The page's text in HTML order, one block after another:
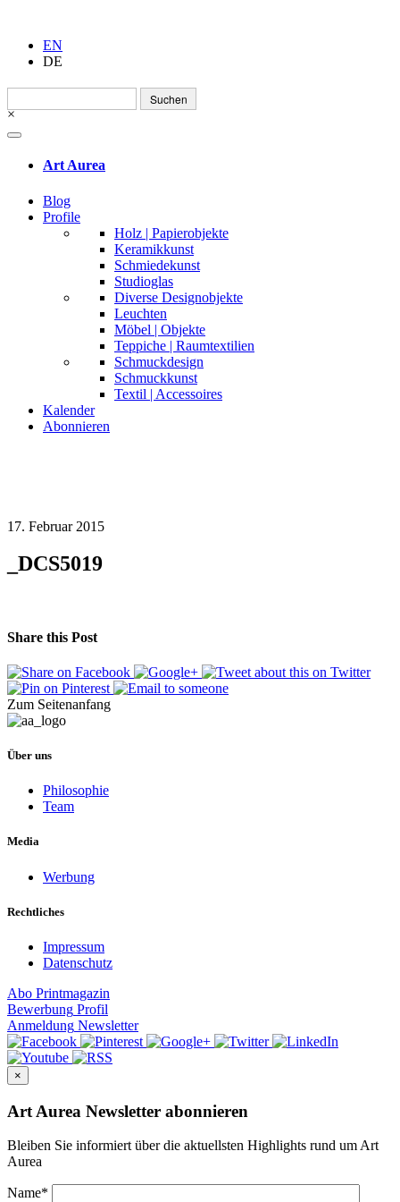
EN
DE
Suchen
nach:
×
Art Aurea
Blog
Profile
Holz | Papierobjekte
Keramikkunst
Schmiedekunst
Studioglas
Diverse Designobjekte
Leuchten
Möbel | Objekte
Teppiche | Raumtextilien
Schmuckdesign
Schmuckkunst
Textil | Accessoires
Kalender
Abonnieren
17. Februar 2015
_DCS5019
Share this Post
Zum Seitenanfang
Über uns
Philosophie
Team
Media
Werbung
Rechtliches
Impressum
Datenschutz
Abo Printmagazin
Bewerbung Profil
Anmeldung Newsletter
×
Art Aurea Newsletter abonnieren
Bleiben Sie informiert über die aktuellsten Highlights rund um Art
Aurea
Name*